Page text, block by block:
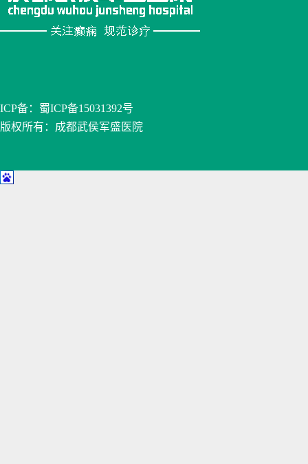
ICP备： 蜀ICP备15031392号
版权所有：成都武侯军盛医院